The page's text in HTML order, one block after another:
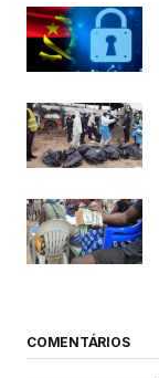
COMENTÁRIOS